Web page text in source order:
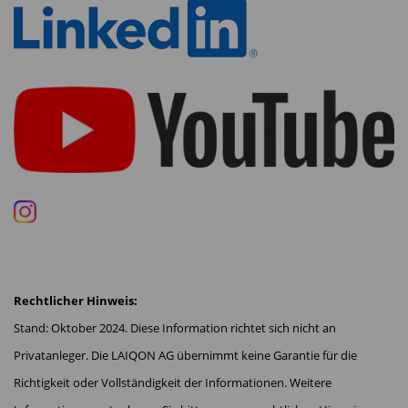
Im 1. Hj. 2025(e) führten die gestarteten Projekte
verbundenen Skalierungseffekte zu einer
deutlichen Verbesserung des operativen
Ergebnisses des LAIQON-Konzerns. Gegenüber
dem Vorjahreszeitraum verbesserte sich das
erwartete operative Konzernergebnis vor Zinsen,
Steuern, Abschreibungen und Amortisation
EUR). Im Ergebnis berücksichtigt sind dabei rund
0,2 Mio. EUR einmalige
Transaktionsaufwendungen für die Übernahme
des MainFirst-Portfolios.
Rechtlicher Hinweis:
Stand: Oktober 2024. Diese Information richtet sich nicht an
Privatanleger. Die LAIQON AG übernimmt keine Garantie für die
Richtigkeit oder Vollständigkeit der Informationen. Weitere